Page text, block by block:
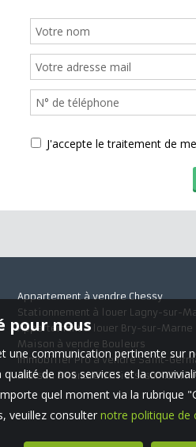
J'accepte le traitement de
Appartement à vendre Chessy
Stationnement à louer Lagny-sur-
Appartement à louer Bry-sur-Marne
Maison à vendre Bouleurs
Immobilier Pro à vendre Saint-
Maison à vendre Villiers-sur-Morin
pour nous
communication pertinente
de nos services et la
quel moment via la
veuillez consulter notre politique de